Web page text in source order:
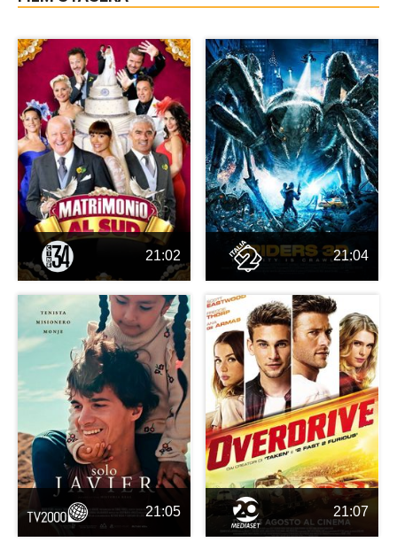
21:02 21:04
21:05 21:07